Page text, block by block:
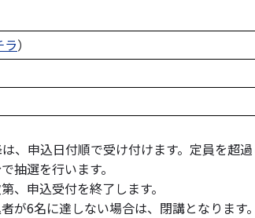
ラ）
、申込日付順で受け付けます。定員を超
抽選を行います。
、申込受付を終了します。
が6名に達しない場合は、閉講となります。